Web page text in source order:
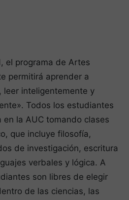
el programa de Artes
permitirá aprender a
leer inteligentemente y
Todos los estudiantes
en la AUC tomando clases
que incluye filosofía,
de investigación, escritura
verbales y lógica. A
son libres de elegir
de las ciencias, las